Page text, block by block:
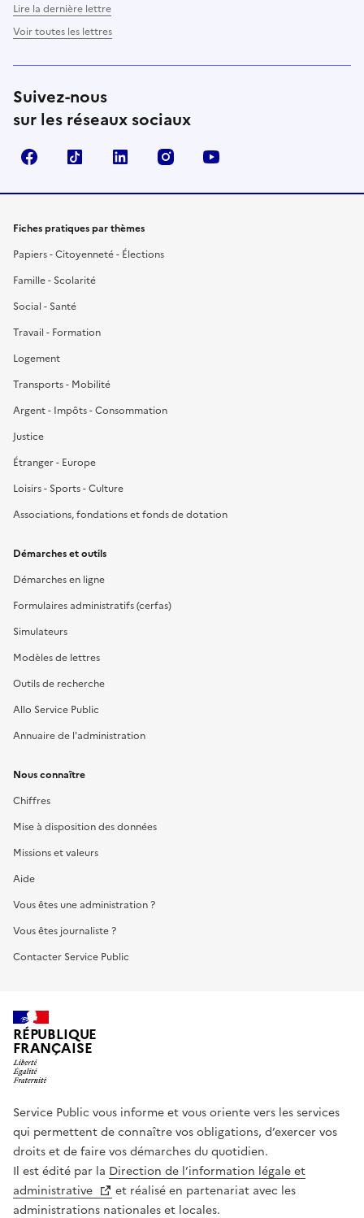
Lire la dernière lettre
Voir toutes les lettres
Suivez-nous
sur les réseaux sociaux
FacebookTikTok LinkedIn Instagram
Fiches pratiques par thèmes
Papiers - Citoyenneté - Élections
Famille - Scolarité
Social - Santé
Travail - Formation
Logement
Transports - Mobilité
Argent - Impôts - Consommation
Justice
Étranger - Europe
Loisirs - Sports - Culture
Associations, fondations et fonds de dotation
Démarches et outils
Démarches en ligne
Formulaires administratifs (cerfas)
Simulateurs
Modèles de lettres
Outils de recherche
Allo Service Public
Annuaire de l'administration
Nous connaître
Chiffres
Mise à disposition des données
Missions et valeurs
Aide
Vous êtes une administration ?
Vous êtes journaliste ?
Contacter Service Public
RÉPUBLIQUE
FRANÇAISE
Service Public vous informe et vous oriente vers les services
qui permettent de connaître vos obligations, d’exercer vos
droits et de faire vos démarches du quotidien.
Il est édité par la Direction de l’information légale et
administrative
et réalisé en partenariat avec les
administrations nationales et locales.